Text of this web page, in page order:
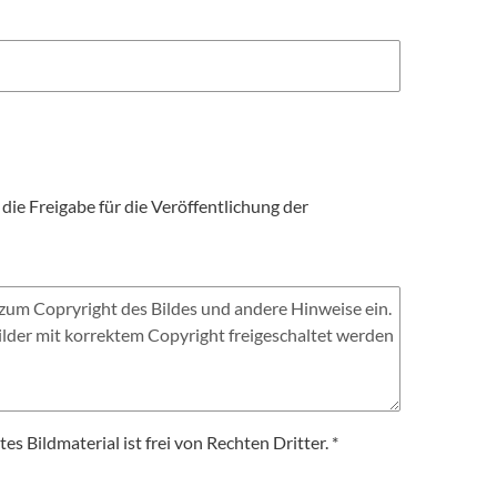
Freigabe für die Veröffentlichung der
Bildmaterial ist frei von Rechten Dritter. *